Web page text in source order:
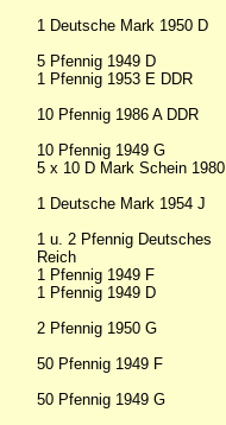
1 Deutsche Mark 1950 D
5 Pfennig 1949 D
1 Pfennig 1953 E DDR
10 Pfennig 1986 A DDR
10 Pfennig 1949 G
5 x 10 D Mark Schein 1980
1 Deutsche Mark 1954 J
1 u. 2 Pfennig Deutsches
Reich
1 Pfennig 1949 F
1 Pfennig 1949 D
2 Pfennig 1950 G
50 Pfennig 1949 F
50 Pfennig 1949 G